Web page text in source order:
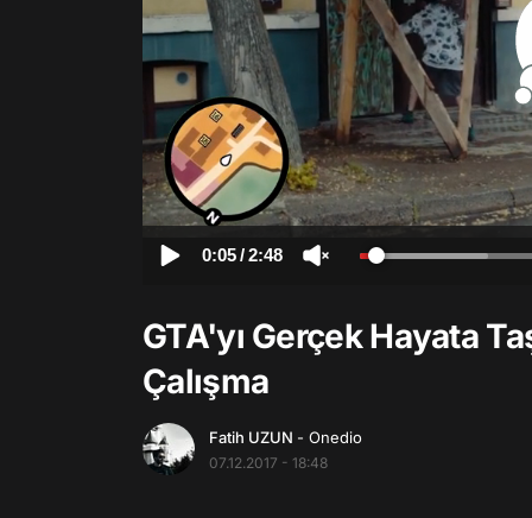
0:05/2:48
GTA'yı Gerçek Hayata
Çalışma
Fatih UZUN - Onedio
07.12.2017 - 18:48